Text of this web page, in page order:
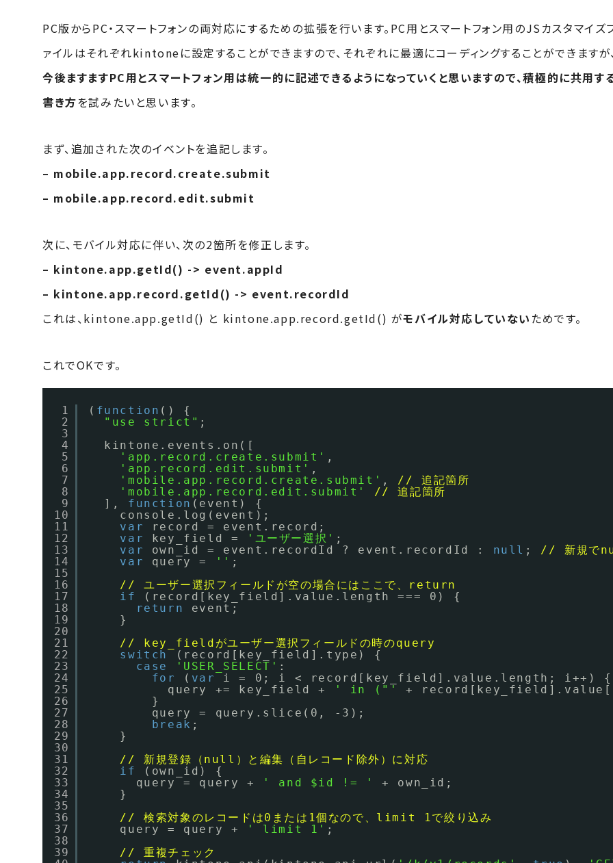
PC版からPC・スマートフォンの両対応にするための拡張を行います。PC用とスマートフォン用のJSカスタマイズ
ァイルはそれぞれkintoneに設定することができますので、それぞれに最適にコーディングすることができますが
今後ますますPC用とスマートフォン用は統一的に記述できるようになっていくと思いますので、積極的に共用す
書き方を試みたいと思います。
まず、追加された次のイベントを追記します。
– mobile.app.record.create.submit
– mobile.app.record.edit.submit
次に、モバイル対応に伴い、次の2箇所を修正します。
– kintone.app.getId() -> event.appId
– kintone.app.record.getId() -> event.recordId
これは、kintone.app.getId() と kintone.app.record.getId() がモバイル対応していない ためです。
これでOKです。
1
2
3
4
5
6
7
8
9
10
11
12
13
14
15
16
17
18
19
20
21
22
23
24
25
26
27
28
29
30
31
32
33
34
35
36
37
38
39
( function () {
"use strict" ;
kintone.events.on([
'app.record.create.submit' ,
'app.record.edit.submit' ,
'mobile.app.record.create.submit' , // 追記箇所
'mobile.app.record.edit.submit'
// 追記箇所
], function (event) {
console.log(event);
var
record = event.record;
var
key_field = 'ユーザー選択' ;
var
own_id = event.recordId ? event.recordId : null ; // 新規で
var
query = '' ;
// ユーザー選択フィールドが空の場合にはここで、return
if
(record[key_field].value.length === 0) {
return
event;
}
// key_fieldがユーザー選択フィールドの時のquery
switch
(record[key_field].type) {
case
'USER_SELECT' :
for
( var
i = 0; i < record[key_field].value.length; i++) {
query += key_field +
' in ("' +
}
query = query.slice(0, -3);
break ;
}
// 新規登録（null）と編集（自レコード除外）に対応
if
(own_id) {
query = query +
' and $id != '
+ own_id;
}
// 検索対象のレコードは0または1個なので、limit 1で絞り込み
query = query +
' limit 1' ;
// 重複チェック